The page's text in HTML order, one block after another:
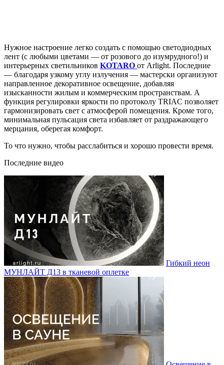
Нужное настроение легко создать с помощью светодиодных
лент (с любыми цветами — от розового до изумрудного!) и
интерьерных светильников KOTARO от Arlight. Последние
— благодаря узкому углу излучения — мастерски организуют
направленное декоративное освещение, добавляя
изысканности жилым и коммерческим пространствам. А
функция регулировки яркости по протоколу TRIAC позволяет
гармонизировать свет с атмосферой помещения. Кроме того,
минимальная пульсация света избавляет от раздражающего
мерцания, оберегая комфорт.
То что нужно, чтобы расслабиться и хорошо провести время.
Последние видео
Гибкий неон
МУНЛАЙТ Д13 в тканевой оплетке